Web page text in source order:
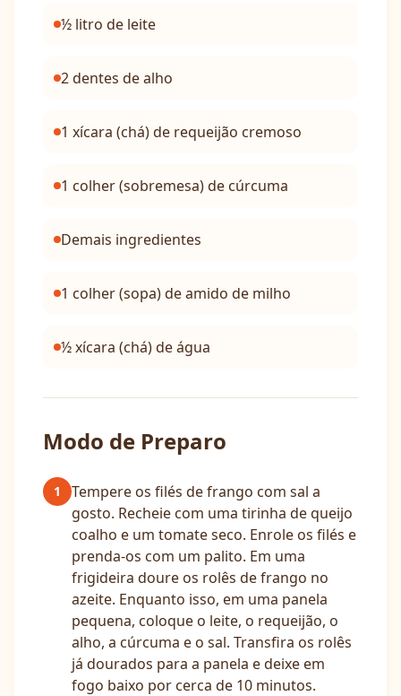
½ litro de leite
2 dentes de alho
1 xícara (chá) de requeijão cremoso
1 colher (sobremesa) de cúrcuma
Demais ingredientes
1 colher (sopa) de amido de milho
½ xícara (chá) de água
Modo de Preparo
1
Tempere os filés de frango com sal a
gosto. Recheie com uma tirinha de queijo
coalho e um tomate seco. Enrole os filés e
prenda-os com um palito. Em uma
frigideira doure os rolês de frango no
azeite. Enquanto isso, em uma panela
pequena, coloque o leite, o requeijão, o
alho, a cúrcuma e o sal. Transfira os rolês
já dourados para a panela e deixe em
fogo baixo por cerca de 10 minutos.